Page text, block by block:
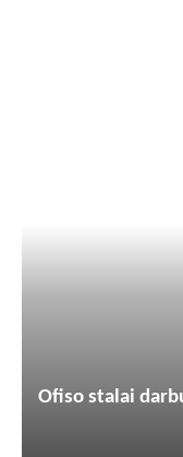
Ofiso stalai